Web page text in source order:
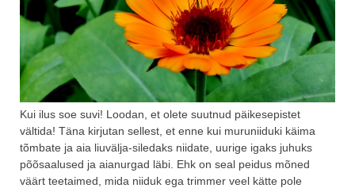
Kui ilus soe suvi! Loodan, et olete suutnud päikesepistet
vältida! Täna kirjutan sellest, et enne kui muruniiduki käima
tõmbate ja aia liuvälja-siledaks niidate, uurige igaks juhuks
põõsaalused ja aianurgad läbi. Ehk on seal peidus mõned
väärt teetaimed, mida niiduk ega trimmer veel kätte pole